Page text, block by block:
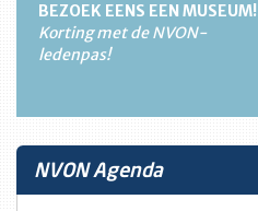
BEZOEK EENS EEN MUSEUM!
Korting met de NVON-
ledenpas!
NVON Agenda